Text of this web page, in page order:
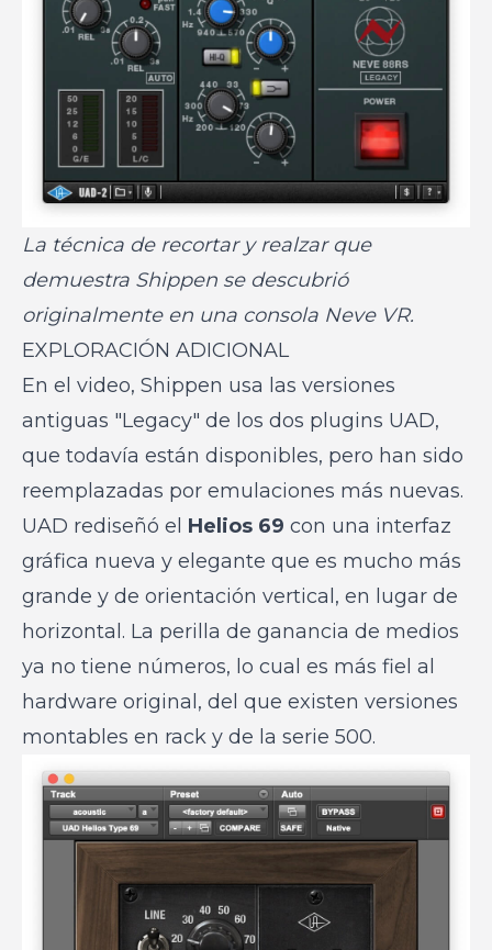
La técnica de recortar y realzar que
demuestra Shippen se descubrió
originalmente en una consola Neve VR.
EXPLORACIÓN ADICIONAL
En el video, Shippen usa las versiones
antiguas "Legacy" de los dos plugins UAD,
que todavía están disponibles, pero han sido
reemplazadas por emulaciones más nuevas.
UAD rediseñó el Helios 69 con una interfaz
gráfica nueva y elegante que es mucho más
grande y de orientación vertical, en lugar de
horizontal. La perilla de ganancia de medios
ya no tiene números, lo cual es más fiel al
hardware original, del que existen versiones
montables en rack y de la serie 500.